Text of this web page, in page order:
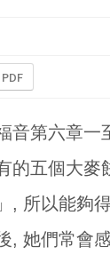
音第六章一
的五個大麥
, 所以能夠
, 她們常會